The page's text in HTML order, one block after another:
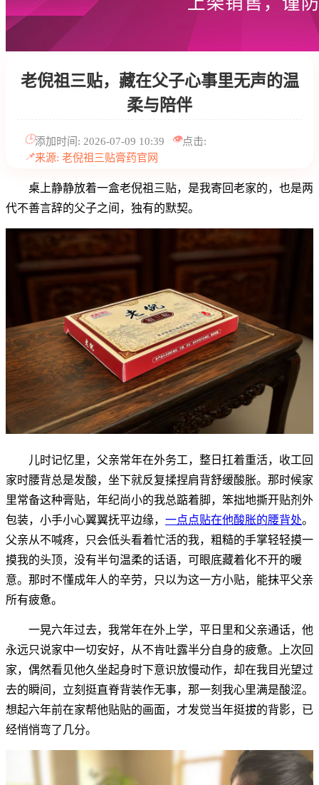
老倪祖三贴，藏在父子心事里无声的温
柔与陪伴
🕒添加时间: 2026-07-09 10:39 👁️点击:
📌来源: 老倪祖三贴膏药官网
桌上静静放着一盒老倪祖三贴，是我寄回老家的，也是两
代不善言辞的父子之间，独有的默契。
儿时记忆里，父亲常年在外务工，整日扛着重活，收工回
家时腰背总是发酸，坐下就反复揉捏肩背舒缓酸胀。那时候家
里常备这种膏贴，年纪尚小的我总踮着脚，笨拙地撕开贴剂外
包装，小手小心翼翼抚平边缘， 一点点贴在他酸胀的腰背处。
父亲从不喊疼，只会低头看着忙活的我，粗糙的手掌轻轻摸一
摸我的头顶，没有半句温柔的话语，可眼底藏着化不开的暖
意。那时不懂成年人的辛劳，只以为这一方小贴，能抹平父亲
所有疲惫。
一晃六年过去，我常年在外上学，平日里和父亲通话，他
永远只说家中一切安好，从不肯吐露半分自身的疲惫。上次回
家，偶然看见他久坐起身时下意识放慢动作，却在我目光望过
去的瞬间，立刻挺直脊背装作无事，那一刻我心里满是酸涩。
想起六年前在家帮他贴贴的画面，才发觉当年挺拔的背影，已
经悄悄弯了几分。